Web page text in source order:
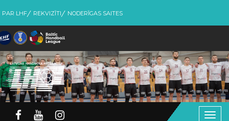
PAR LHF REKVIZĪTI NODERĪGAS SAITES